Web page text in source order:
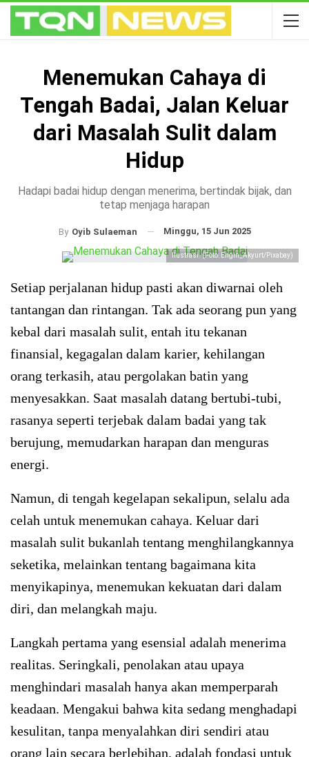
Menemukan Cahaya di
Tengah Badai, Jalan Keluar
dari Masalah Sulit dalam
Hidup
Hadapi badai hidup dengan menerima, bertindak bijak, dan
tetap menjaga harapan
By Oyib Sulaeman Minggu, 15 Jun 2025
Ilustrasi. (Foto: Engin_Akyurt/Pixabay)
Setiap perjalanan hidup pasti akan diwarnai oleh
tantangan dan rintangan. Tak ada seorang pun yang
kebal dari masalah sulit, entah itu tekanan
finansial, kegagalan dalam karier, kehilangan
orang terkasih, atau pergolakan batin yang
menyesakkan. Saat masalah datang bertubi-tubi,
rasanya seperti terjebak dalam badai yang tak
berujung, memudarkan harapan dan menguras
energi.
Namun, di tengah kegelapan sekalipun, selalu ada
celah untuk menemukan cahaya. Keluar dari
masalah sulit bukanlah tentang menghilangkannya
seketika, melainkan tentang bagaimana kita
menyikapinya, menemukan kekuatan dari dalam
diri, dan melangkah maju.
Langkah pertama yang esensial adalah menerima
realitas. Seringkali, penolakan atau upaya
menghindari masalah hanya akan memperparah
keadaan. Mengakui bahwa kita sedang menghadapi
kesulitan, tanpa menyalahkan diri sendiri atau
orang lain secara berlebihan, adalah fondasi untuk